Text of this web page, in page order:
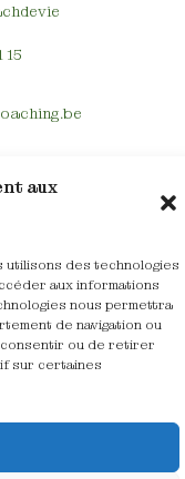
aux
des technologies
aux informations
nous permettra
de navigation ou
ou de retirer
sur certaines
15